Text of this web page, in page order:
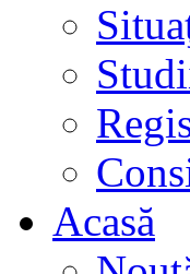
Acasă